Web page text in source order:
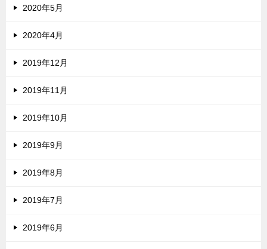
2020年5月
2020年4月
2019年12月
2019年11月
2019年10月
2019年9月
2019年8月
2019年7月
2019年6月